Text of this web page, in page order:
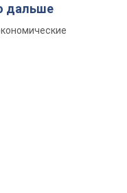
дальше